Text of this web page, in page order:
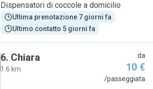
Dispensatori di coccole a domicilio
Ultima prenotazione 7 giorni fa
Ultimo contatto 5 giorni fa
6. Chiara
1.6 km
da
10 €
/passeggiata